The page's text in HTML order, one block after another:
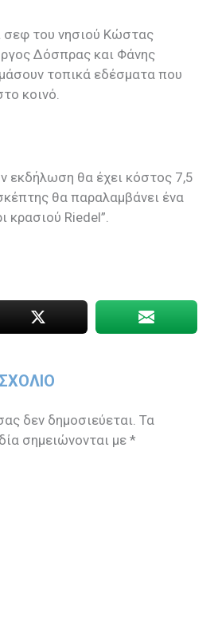
σεφ του νησιού Κώστας
Δόσπρας και Φάνης
τοπικά εδέσματα που
κοινό.
εκδήλωση θα έχει κόστος 7,5
θα παραλαμβάνει ένα
κρασιού Riedel”.
δεν δημοσιεύεται. Τα
σημειώνονται με*